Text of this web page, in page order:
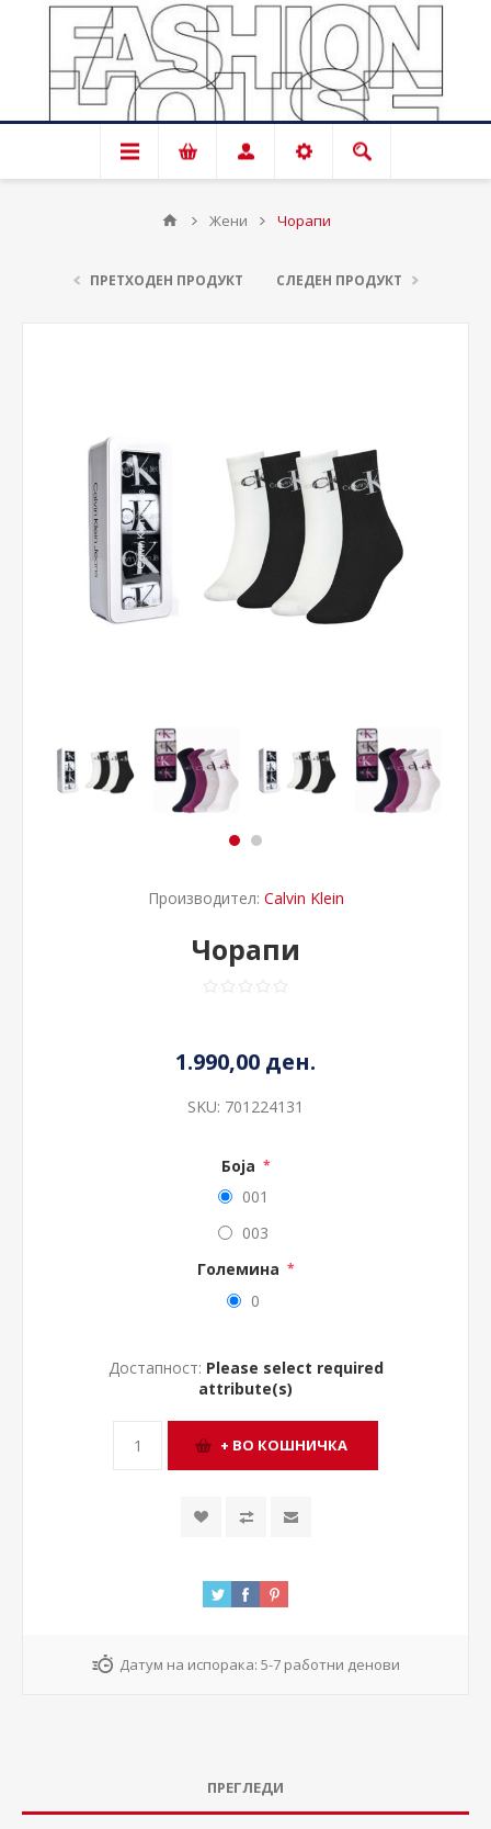
Жени Чорапи
ПРЕТХОДЕН ПРОДУКТ СЛЕДЕН ПРОДУКТ
Производител: Calvin Klein
Чорапи
1.990,00 ден.
SKU: 701224131
Боја *
001
003
Големина *
0
Достапност: Please select required
attribute(s)
Датум на испорака: 5-7 работни денови
ПРЕГЛЕДИ